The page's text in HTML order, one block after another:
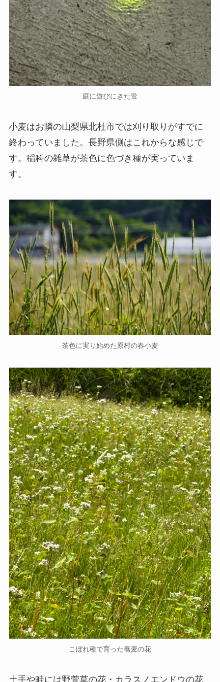
庭に遊びにきた蛍
小麦はお隣の山梨県北杜市では刈り取りがすでに
終わっていました。長野県側はこれからな感じで
す。稲科の雑草が茶色に色づき種が実っていま
す。
茶色に実り始めた原村の春小麦
こぼれ種で育った蕎麦の花
土手や畦には野萱草の花・カラスノエンドウの花